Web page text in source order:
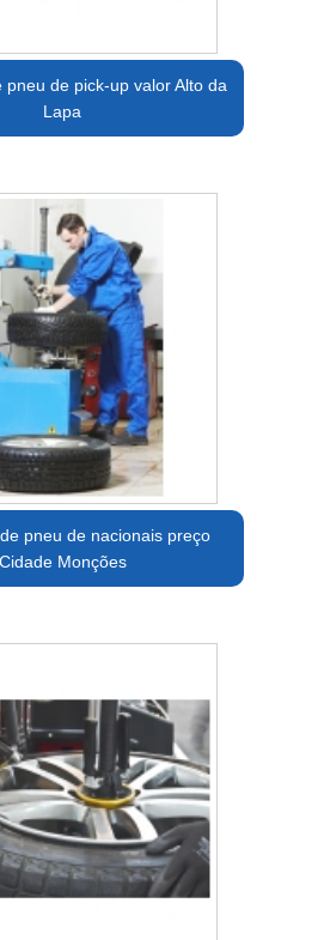
pneu de pick-up valor Alto da
Lapa
pneu de nacionais preço
Cidade Monções